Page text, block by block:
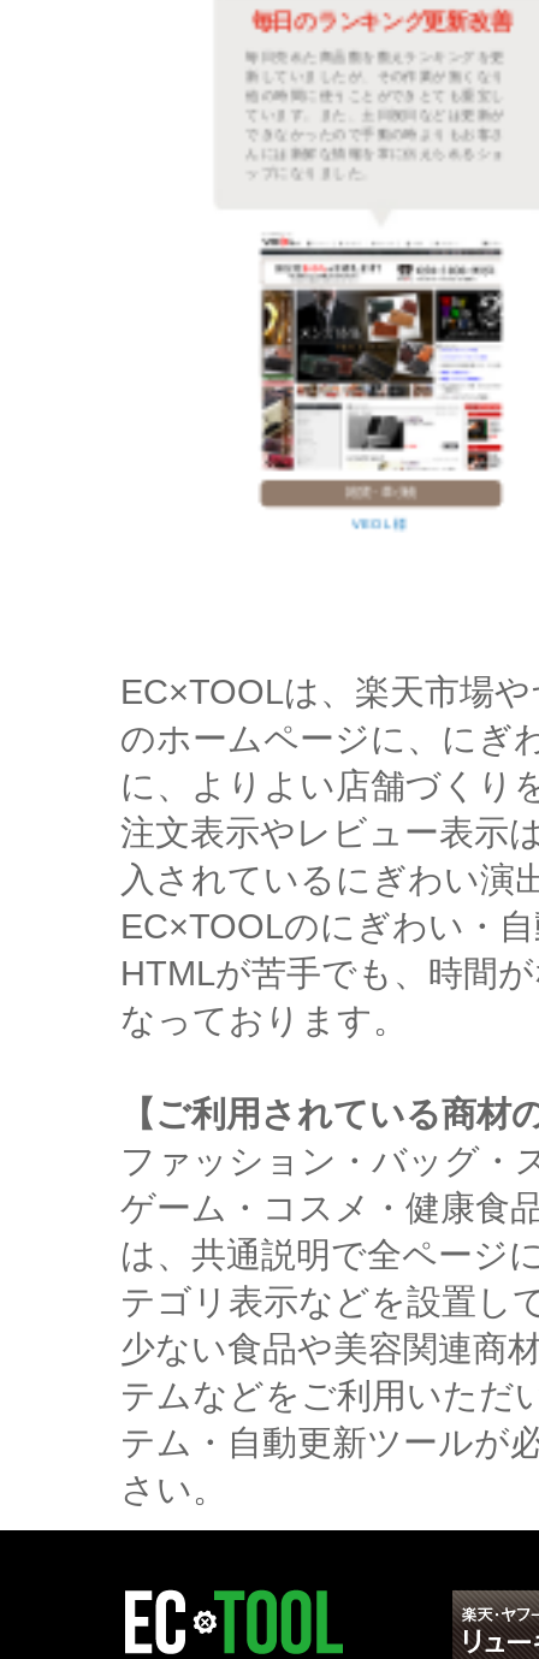
毎日のランキング更新改善
毎日売れた商品数を数えランキングを更
新していましたが、その作業が無くなり
他の時間に使うことができとても重宝し
ています。また、土日祝日などは更新が
できなかったので手動の時よりもお客さ
んには新鮮な情報を常に伝えられるショ
ップになりました。
EC×TOOLは、楽天市場
のホームページに、にぎ
に、よりよい店舗づくり
注文表示やレビュー表示
入されているにぎわい演
EC×TOOLのにぎわい・
HTMLが苦手でも、時間
なっております。
【ご利用されている商材
ファッション・バッグ・
ゲーム・コスメ・健康食
は、共通説明で全ページ
テゴリ表示などを設置し
少ない食品や美容関連商
テムなどをご利用いただ
テム・自動更新ツールが
さい。